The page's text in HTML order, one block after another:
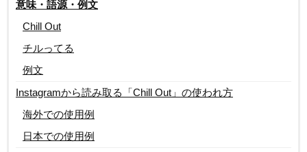
意味・語源・例文
Chill Out
チルってる
例文
Instagramから読み取る「Chill Out」の使われ方
海外での使用例
日本での使用例